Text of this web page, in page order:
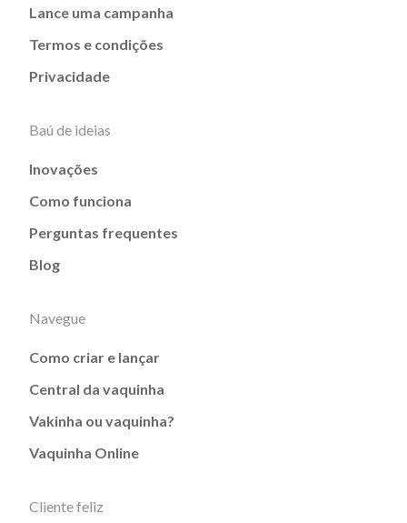
Lance uma campanha
Termos e condições
Privacidade
Baú de ideias
Inovações
Como funciona
Perguntas frequentes
Blog
Navegue
Como criar e lançar
Central da vaquinha
Vakinha ou vaquinha?
Vaquinha Online
Cliente feliz